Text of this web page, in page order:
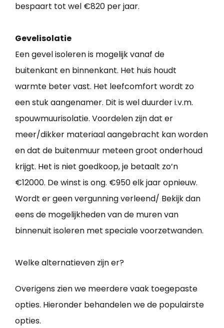
bespaart tot wel €820 per jaar.
Gevelisolatie
Een gevel isoleren is mogelijk vanaf de
buitenkant en binnenkant. Het huis houdt
warmte beter vast. Het leefcomfort wordt zo
een stuk aangenamer. Dit is wel duurder i.v.m.
spouwmuurisolatie. Voordelen zijn dat er
meer/dikker materiaal aangebracht kan worden
en dat de buitenmuur meteen groot onderhoud
krijgt. Het is niet goedkoop, je betaalt zo’n
€12000. De winst is ong. €950 elk jaar opnieuw.
Wordt er geen vergunning verleend/ Bekijk dan
eens de mogelijkheden van de muren van
binnenuit isoleren met speciale voorzetwanden.
Welke alternatieven zijn er?
Overigens zien we meerdere vaak toegepaste
opties. Hieronder behandelen we de populairste
opties.